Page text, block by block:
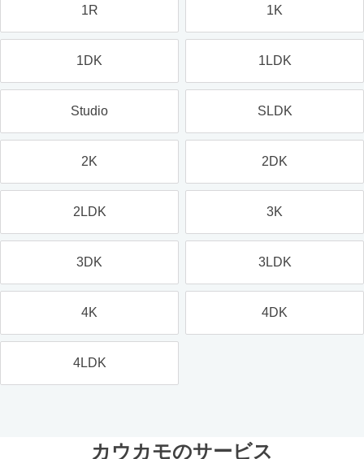
1R 1K
1DK 1LDK
Studio SLDK
2K 2DK
2LDK 3K
3DK 3LDK
4K 4DK
4LDK
カウカモのサービス